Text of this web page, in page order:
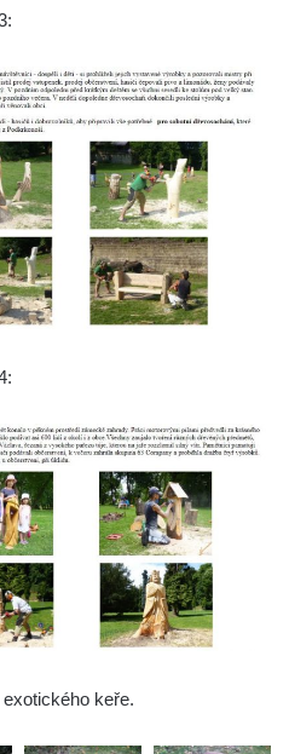
Hluboká
Hluboká
ZOO Hluboká
ZOO Hluboká
ZOO Hluboká
keře.